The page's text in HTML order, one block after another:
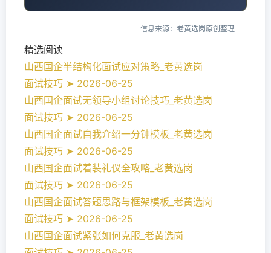
信息来源：老黄选岗原创整理
精选阅读
山西国企半结构化面试应对策略_老黄选岗
面试技巧 ➤ 2026-06-25
山西国企面试无领导小组讨论技巧_老黄选岗
面试技巧 ➤ 2026-06-25
山西国企面试自我介绍一分钟模板_老黄选岗
面试技巧 ➤ 2026-06-25
山西国企面试着装礼仪全攻略_老黄选岗
面试技巧 ➤ 2026-06-25
山西国企面试答题思路与框架模板_老黄选岗
面试技巧 ➤ 2026-06-25
山西国企面试紧张如何克服_老黄选岗